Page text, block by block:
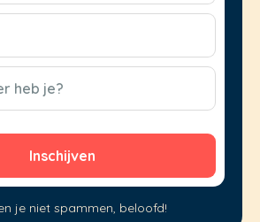
heb je?
je niet spammen, beloofd!